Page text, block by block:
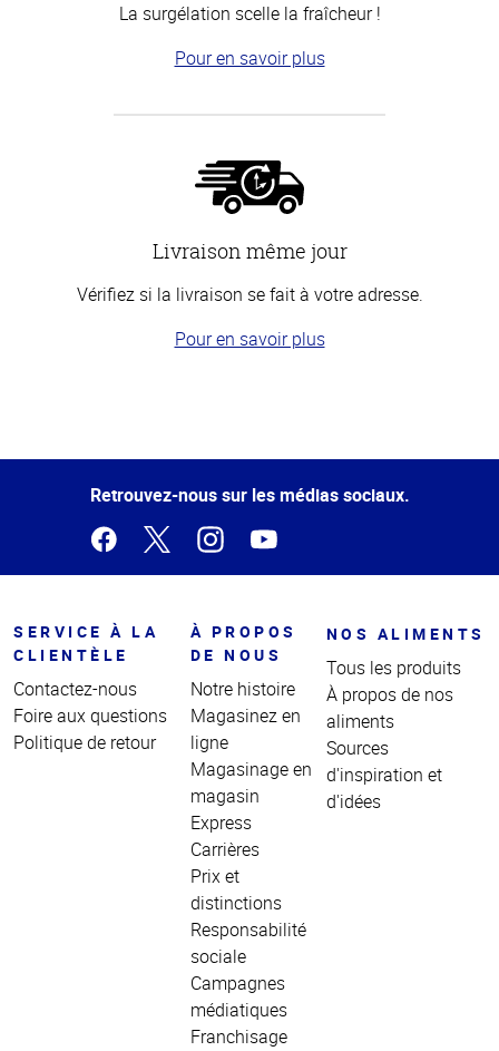
La surgélation scelle la fraîcheur !
Pour en savoir plus
Livraison même jour
Vérifiez si la livraison se fait à votre adresse.
Pour en savoir plus
de la
Retrouvez-nous sur les médias sociaux.
SERVICE À LA
CLIENTÈLE
Contactez-nous
Foire aux questions
Politique de retour
À PROPOS
DE NOUS
Notre histoire
Magasinez en
ligne
Magasinage en
magasin
Express
Carrières
Prix et
distinctions
Responsabilité
sociale
Campagnes
médiatiques
Franchisage
NOS ALIMENTS
Tous les produits
À propos de nos
aliments
Sources
d'inspiration et
d'idées